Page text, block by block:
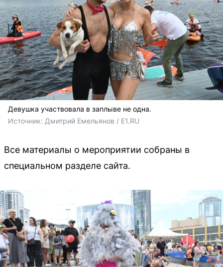
Девушка участвовала в заплыве не одна.
Источник: Дмитрий Емельянов / E1.RU
Все материалы о мероприятии собраны в
специальном разделе сайта.